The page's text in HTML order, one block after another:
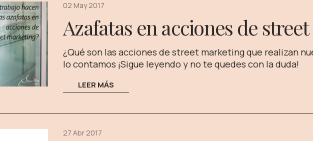
02 May 2017
Azafatas en acciones de
¿Qué son las acciones de street marketing que realizan
lo contamos ¡Sigue leyendo y no te quedes con la duda!
LEER MÁS
27 Abr 2017